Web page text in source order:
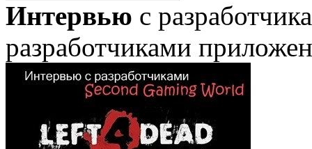
Интервью с
разработчиками